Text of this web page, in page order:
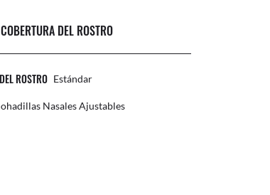
COBERTURA DEL ROSTRO
ROSTRO Estándar
Nasales Ajustables